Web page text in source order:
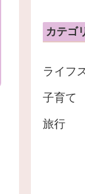
カテゴ
ライフ
子育て
旅行